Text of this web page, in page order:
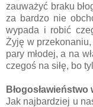
zauważyć braku
za bardzo nie
wypada i robić
Żyję w
pary młodej, a na
czegoś na siłę, bo
Jak najbardziej u